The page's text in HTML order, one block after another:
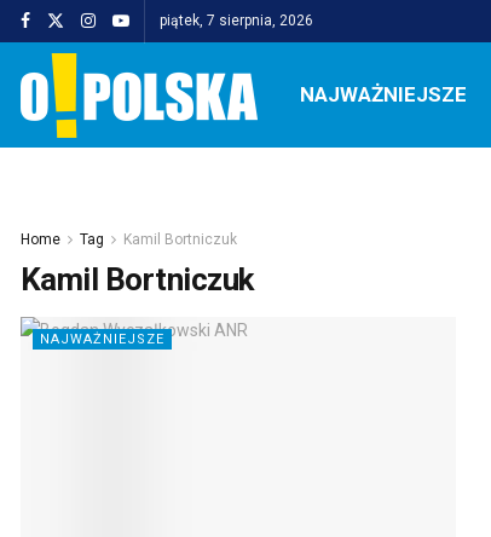
piątek, 7 sierpnia, 2026
NAJWAŻNIEJSZE
Home Tag Kamil Bortniczuk
Kamil Bortniczuk
NAJWAŻNIEJSZE